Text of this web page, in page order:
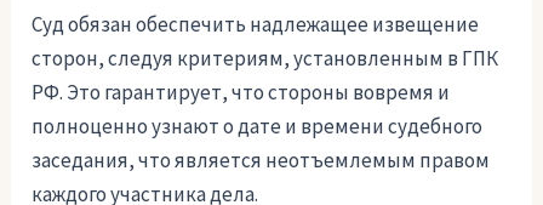
Суд обязан обеспечить надлежащее извещение
сторон, следуя критериям, установленным в ГПК
РФ. Это гарантирует, что стороны вовремя и
полноценно узнают о дате и времени судебного
заседания, что является неотъемлемым правом
каждого участника дела.